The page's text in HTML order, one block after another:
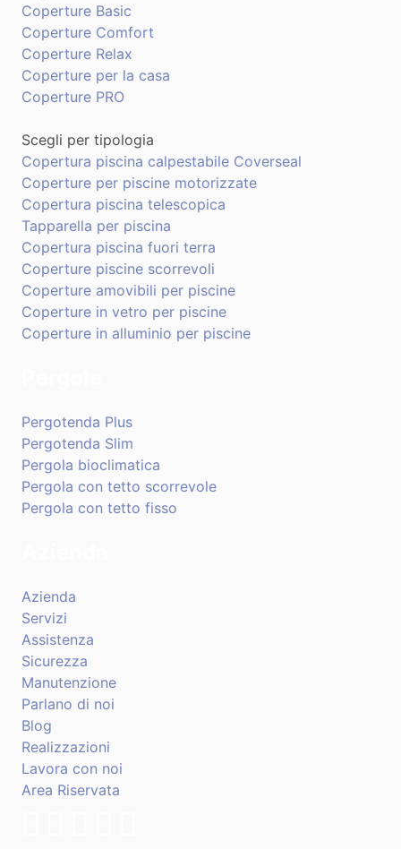
Coperture Basic
Coperture Comfort
Coperture Relax
Coperture per la casa
Coperture PRO
Scegli per tipologia
Copertura piscina calpestabile Coverseal
Coperture per piscine motorizzate
Copertura piscina telescopica
Tapparella per piscina
Copertura piscina fuori terra
Coperture piscine scorrevoli
Coperture amovibili per piscine
Coperture in vetro per piscine
Coperture in alluminio per piscine
Pergotenda Plus
Pergotenda Slim
Pergola bioclimatica
Pergola con tetto scorrevole
Pergola con tetto fisso
Azienda
Servizi
Assistenza
Sicurezza
Manutenzione
Parlano di noi
Blog
Realizzazioni
Lavora con noi
Area Riservata